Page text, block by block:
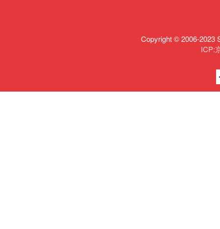
Copyright © 2006-2023
ICP: